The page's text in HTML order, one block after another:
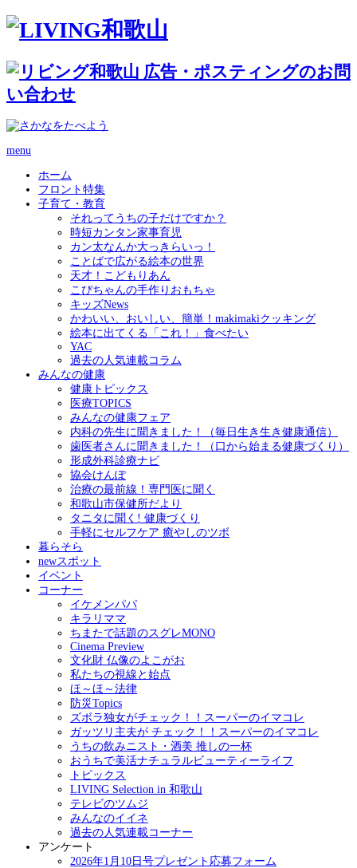
menu
ホーム
フロント特集
子育て・教育
それってうちの子だけですか？
時短カンタン家事育児
カン太なんか大っきらいっ！
ことばで広がる絵本の世界
天才！こどもりあん
こぴちゃんの手作りおもちゃ
キッズNews
かわいい、おいしい、簡単！makimakiクッキング
絵本に出てくる「これ！」食べたい
YAC
過去の人気連載コラム
みんなの健康
健康トピックス
医療TOPICS
みんなの健康フェア
内科の先生に聞きました！（毎日生き生き健康通信）
歯医者さんに聞きました！（口から始まる健康づくり）
形成外科診療ナビ
協会けんぽ
治療の最前線！専門医に聞く
和歌山市保健所だより
タニタに聞く! 健康づくり
手軽にセルフケア 癒やしのツボ
暮らそら
newスポット
イベント
コーナー
イケメンパパ
キラリママ
ちまたで話題のスグレMONO
Cinema Preview
文化財 仏像のよこがお
私たちの視線と始点
ほ～ほ～法律
防災Topics
ズボラ独女がチェック！！スーパーのイマコレ
ガッツリ主夫が チェック！！スーパーのイマコレ
うちの飲みニスト・酒美 推しの一杯
おうちで美活ナチュラルビューティーライフ
トピックス
LIVING Selection in 和歌山
テレビのツムジ
みんなのイイネ
過去の人気連載コーナー
アンケート
2026年1月10日号プレゼント応募フォーム